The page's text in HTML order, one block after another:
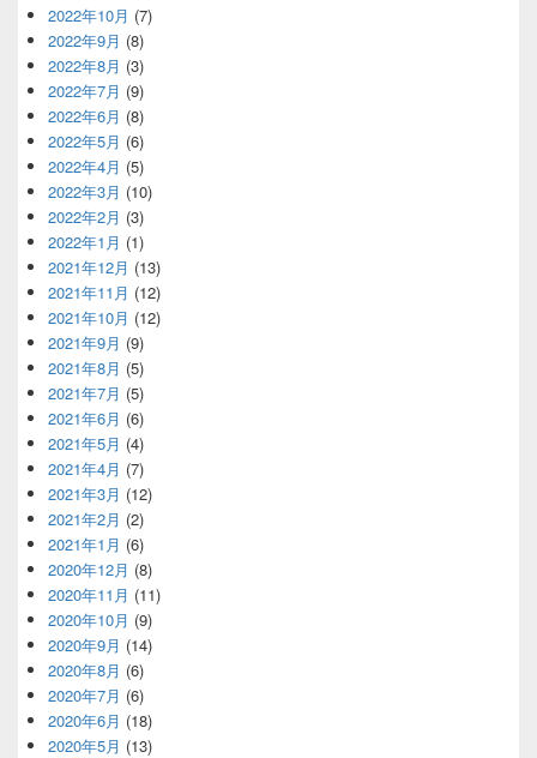
2022年10月 (7)
2022年9月 (8)
2022年8月 (3)
2022年7月 (9)
2022年6月 (8)
2022年5月 (6)
2022年4月 (5)
2022年3月 (10)
2022年2月 (3)
2022年1月 (1)
2021年12月 (13)
2021年11月 (12)
2021年10月 (12)
2021年9月 (9)
2021年8月 (5)
2021年7月 (5)
2021年6月 (6)
2021年5月 (4)
2021年4月 (7)
2021年3月 (12)
2021年2月 (2)
2021年1月 (6)
2020年12月 (8)
2020年11月 (11)
2020年10月 (9)
2020年9月 (14)
2020年8月 (6)
2020年7月 (6)
2020年6月 (18)
2020年5月 (13)